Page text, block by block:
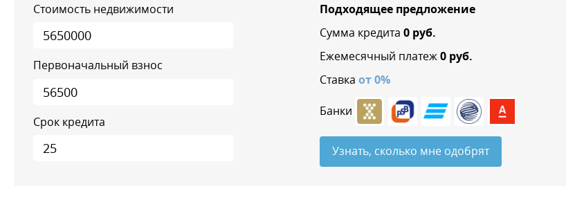
Стоимость недвижимости
Первоначальный взнос
Срок кредита
Подходящее предложение
Сумма кредита 0 руб.
Ежемесячный платеж 0 руб.
Ставка от0%
Банки
Узнать, сколько мне одобрят